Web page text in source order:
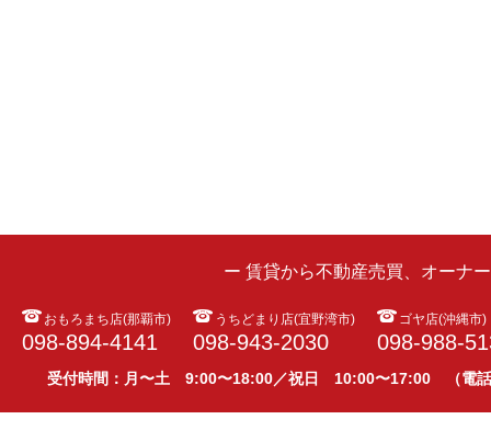
ー 賃貸から不動産売買、オーナ
おもろまち店(那覇市)
098-894-4141
うちどまり店(宜野湾市)
098-943-2030
ゴヤ店(沖縄市)
098-988-
受付時間：月〜土 9:00〜18:00／祝日 10:00〜17:00 （電話